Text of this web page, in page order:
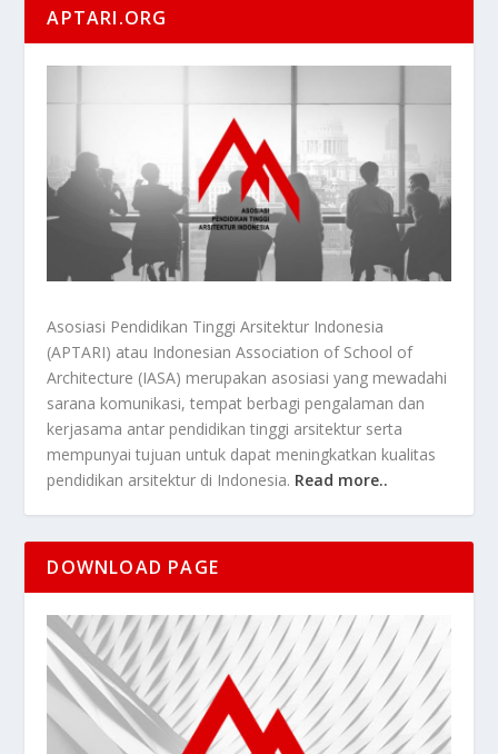
APTARI.ORG
Asosiasi Pendidikan Tinggi Arsitektur Indonesia
(APTARI) atau Indonesian Association of School of
Architecture (IASA) merupakan asosiasi yang mewadahi
sarana komunikasi, tempat berbagi pengalaman dan
kerjasama antar pendidikan tinggi arsitektur serta
mempunyai tujuan untuk dapat meningkatkan kualitas
pendidikan arsitektur di Indonesia. Read more..
DOWNLOAD PAGE